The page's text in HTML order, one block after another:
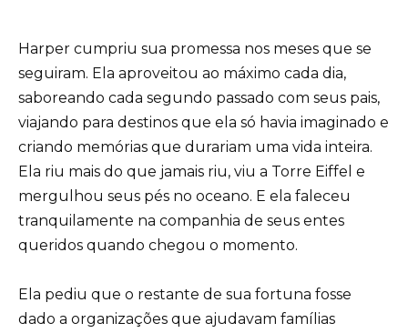
Harper cumpriu sua promessa nos meses que se
seguiram. Ela aproveitou ao máximo cada dia,
saboreando cada segundo passado com seus pais,
viajando para destinos que ela só havia imaginado e
criando memórias que durariam uma vida inteira.
Ela riu mais do que jamais riu, viu a Torre Eiffel e
mergulhou seus pés no oceano. E ela faleceu
tranquilamente na companhia de seus entes
queridos quando chegou o momento.
Ela pediu que o restante de sua fortuna fosse
dado a organizações que ajudavam famílias